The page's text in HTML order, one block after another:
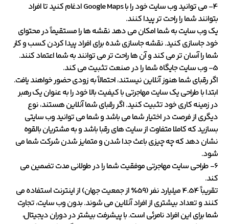
4- می توانید وب سایت خود را با Google Maps ادغام کنید تا افراد
بتوانند شما را راحت تر پیدا کنند.
یک وب سایت به شما امکان می دهد نقشه ها را مستقیماً در محتوای
خود جاسازی کنید. نقشه جاسازی شده برای افراد پیدا کردن کسب و کار
شما را آسان تر می کند و آن ها راحت تر می توانند به شما اعتماد کنند.
5- وب سایت جایگاه شما را در صنعت تثبیت می کند.
اگر رقبای شما هنوز آنلاین نیستند، احتمالاً به زودی حضور خواهند یافت.
ابتدا با طراحی یک سایت مهاجرتی با کیفیت بالا خود را به عنوان یک رهبر
در زمینه کاری خود تثبیت کنید. اگر رقبای شما آنلاین هستند، نوع
دیگری از فرصت در اختیار شما می باشد و شما می توانید وب سایتی
بسازید که کاملا متفاوت از سایت های رقبا باشد و به مشتریان بالقوه
نشان دهد که چه چیزی باعث جدا شدن و متمایز شدن شرکت شما می
شود.
6- طراحی سایت مهاجرتی موفقیت شما را در طولانی مدت تضمین می
کند.
تقریباً 4.54 میلیارد نفر (59٪ از جمعیت جهان) از اینترنت استفاده می
کنند و تعداد بیشتری از افراد آنلاین می شوند. بدون وب سایت، تجارت
شما برای این افراد نامرئی است. با پیشرفت بیشتر در دوران دیجیتال،